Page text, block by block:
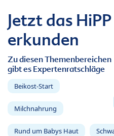
Jetzt das
erkunden
Zu diesen Themenbereichen
gibt es Expertenratschläge
Beikost-Start
Milchnahrung
Rund um Babys Haut